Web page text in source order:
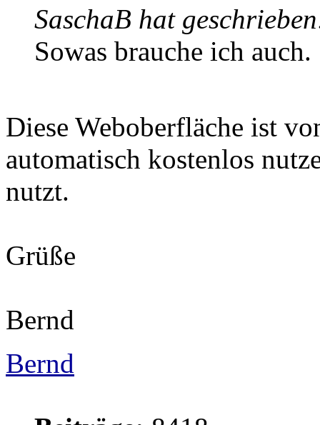
SaschaB hat
Sowas brauche ich auch.
Diese Weboberfläche ist
automatisch kostenlos
nutzt.
Grüße
Bernd
Bernd